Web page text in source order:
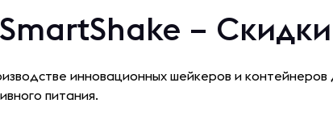
–
инновационных шейкеров и контейнеров
питания.